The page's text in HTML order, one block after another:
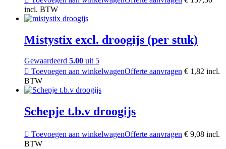
op
de
incl. BTW
Mistystix excl. droogijs (per stuk)
Gewaardeerd 5.00 uit 5
Toevoegen aan winkelwagenOfferte aanvragen € 1,82 incl.
BTW
Schepje t.b.v droogijs
Toevoegen aan winkelwagenOfferte aanvragen € 9,08 incl.
BTW